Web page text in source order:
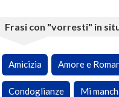
Frasi con "vorresti" in
Amicizia Amore e
Condoglianze Mi